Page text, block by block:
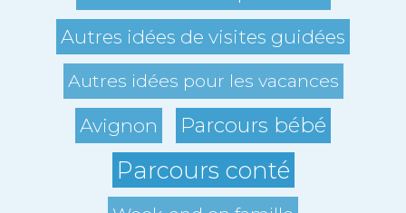
Autres idées de visites guidées
Autres idées pour les vacances
Avignon Parcours bébé
Parcours conté